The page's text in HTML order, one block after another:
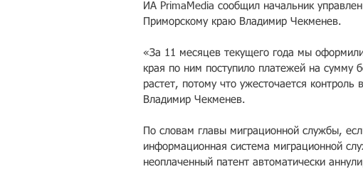
ИА PrimaMedia сообщил начальник
Приморскому краю Владимир Чекменев.
«За 11 месяцев текущего года мы
края по ним поступило платежей на
растет, потому что ужесточается
Владимир Чекменев.
По словам главы миграционной службы,
информационная система миграционной
неоплаченный патент автоматически